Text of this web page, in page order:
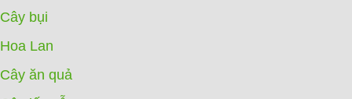
Cây bụi
Hoa Lan
Cây ăn quả